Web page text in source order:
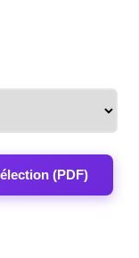
(PDF)